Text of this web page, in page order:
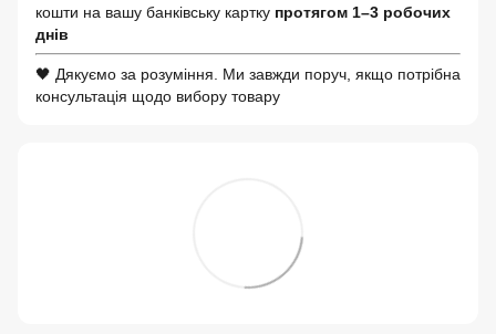
кошти на вашу банківську картку протягом 1–3 робочих
днів
🖤 Дякуємо за розуміння. Ми завжди поруч, якщо потрібна
консультація щодо вибору товару